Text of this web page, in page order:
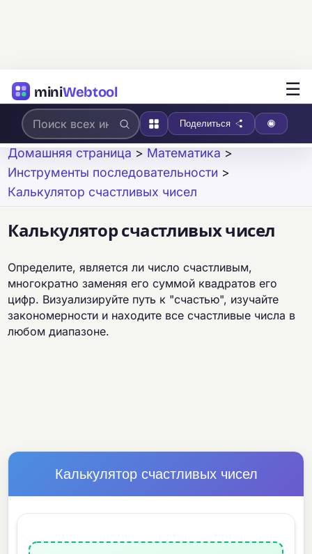
miniWebtool ☰
Поделиться
Домашняя страница > Математика >
Инструменты последовательности >
Калькулятор счастливых чисел
Калькулятор счастливых чисел
Определите, является ли число счастливым,
многократно заменяя его суммой квадратов его
цифр. Визуализируйте путь к "счастью", изучайте
закономерности и находите все счастливые числа в
любом диапазоне.
Калькулятор счастливых чисел